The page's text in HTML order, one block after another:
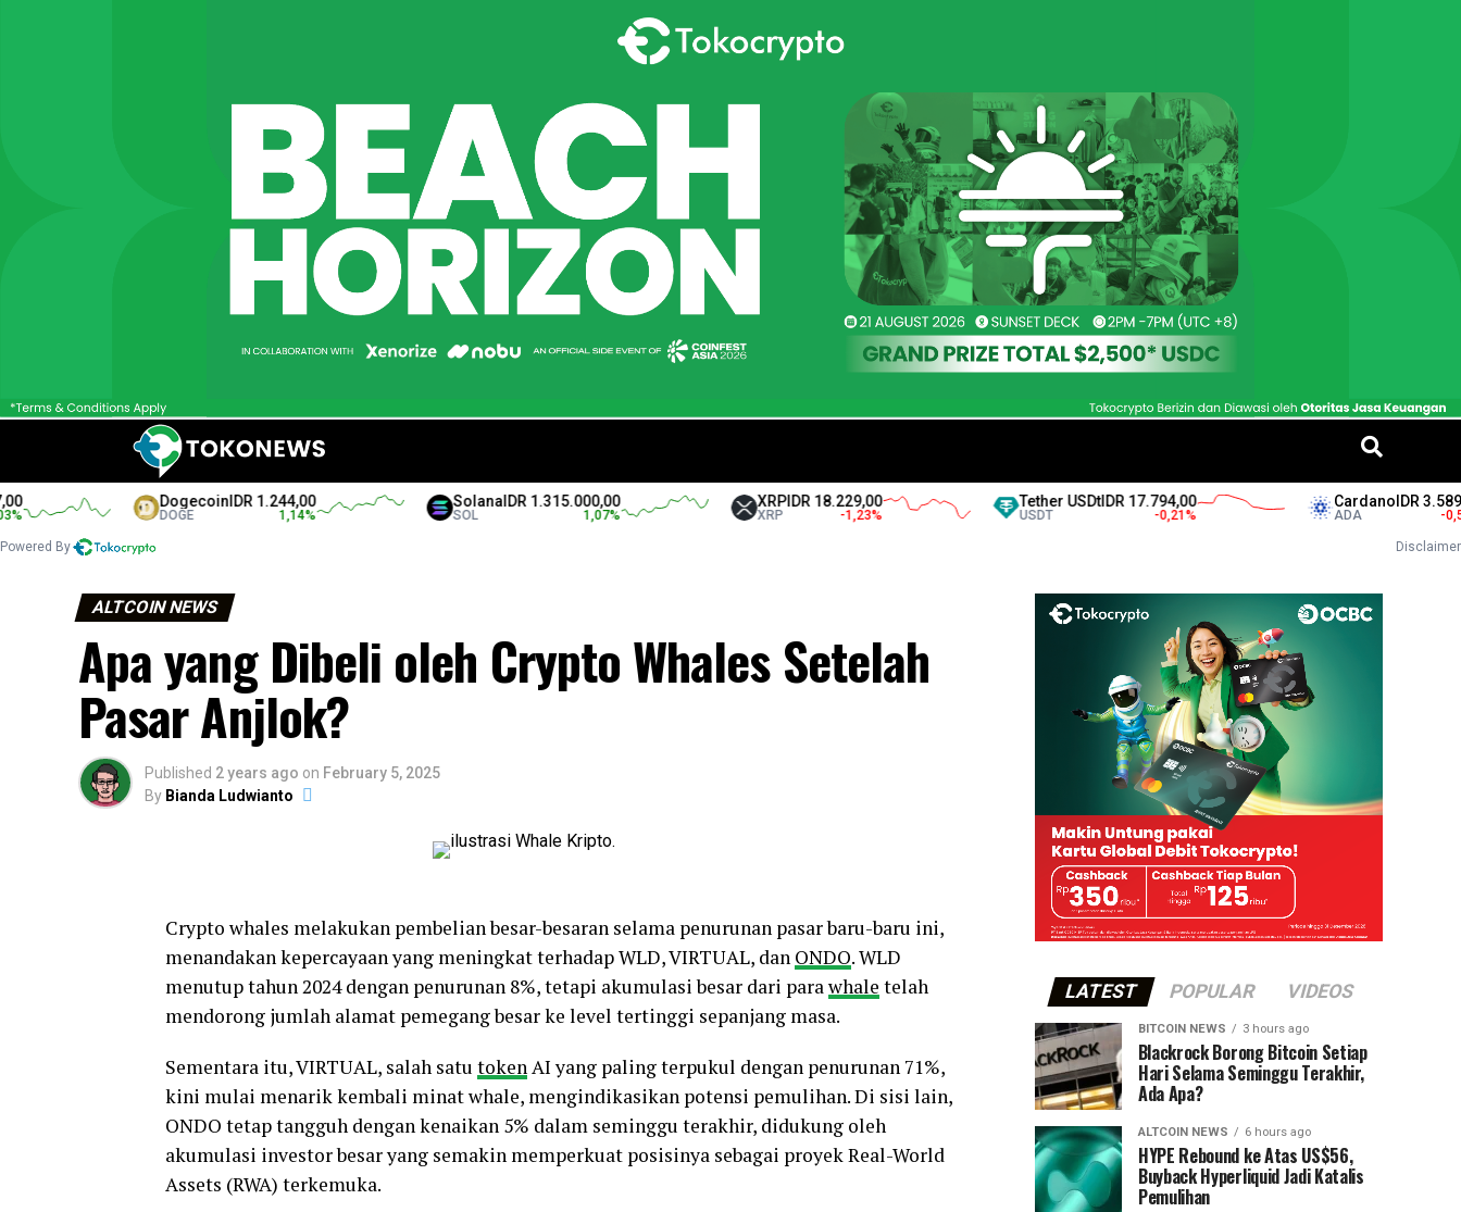
DogecoinIDR 1.244,00
DOGE
SolanaIDR 1.315.000,00 XRPIDR 18.229,00
XRP
Tether USDtIDR 17.794,00
USDT
CardanoIDR 3.589,00
Powered By Disclaimer
ALTCOIN NEWS
Apa yang Dibeli oleh Crypto Whales Setelah
Pasar Anjlok?
Published 2 years ago on February 5, 2025
By Bianda Ludwianto
Crypto whales melakukan pembelian besar-besaran selama penurunan pasar baru-baru ini,
menandakan kepercayaan yang meningkat terhadap WLD, VIRTUAL, dan ONDO. WLD
menutup tahun 2024 dengan penurunan 8%, tetapi akumulasi besar dari parawhale telah
mendorong jumlah alamat pemegang besar ke level tertinggi sepanjang masa.
Sementara itu, VIRTUAL, salah satu tokenAI yang paling terpukul dengan penurunan 71%,
kini mulai menarik kembali minat whale, mengindikasikan potensi pemulihan. Di sisi lain,
ONDO tetap tangguh dengan kenaikan 5% dalam seminggu terakhir, didukung oleh
akumulasi investor besar yang semakin memperkuat posisinya sebagai proyek Real-World
Assets (RWA) terkemuka.
LATEST POPULAR VIDEOS
BITCOIN NEWS 3 hours ago
⁠Blackrock Borong Bitcoin Setiap
Hari Selama Seminggu Terakhir,
Ada Apa?
ALTCOIN NEWS 6 hours ago
HYPE Rebound ke Atas US$56,
Buyback Hyperliquid Jadi Katalis
Pemulihan